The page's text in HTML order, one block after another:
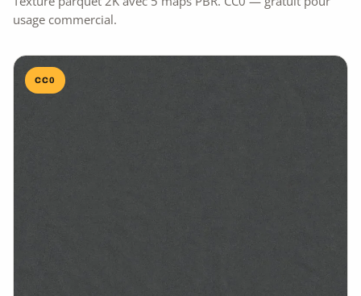
usage commercial.
CC0